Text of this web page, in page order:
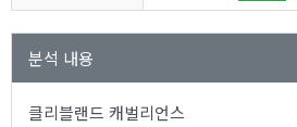
분석 내용
클리블랜드 캐벌리언스